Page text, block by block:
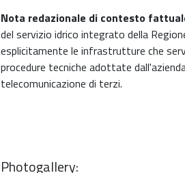
Nota redazionale di contesto
del servizio idrico integrato della
esplicitamente le infrastrutture che
procedure tecniche adottate
telecomunicazione di terzi.
Photogallery: